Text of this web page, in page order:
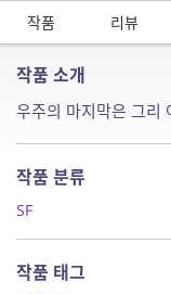
작품 리뷰
작품 소개
우주의 마지막은 그리
작품 분류
SF
작품 태그